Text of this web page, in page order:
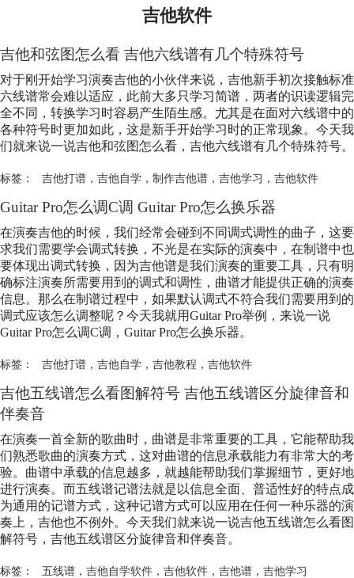
吉他软件
吉他和弦图怎么看 吉他六线谱有几个特殊符号
对于刚开始学习演奏吉他的小伙伴来说，吉他新手初次接触标准
六线谱常会难以适应，此前大多只学习简谱，两者的识读逻辑完
全不同，转换学习时容易产生陌生感。尤其是在面对六线谱中的
各种符号时更加如此，这是新手开始学习时的正常现象。今天我
们就来说一说吉他和弦图怎么看，吉他六线谱有几个特殊符号。
标签： 吉他打谱， 吉他自学， 制作吉他谱， 吉他学习 ， 吉他软件
Guitar Pro怎么调C调 Guitar Pro怎么换乐器
在演奏吉他的时候，我们经常会碰到不同调式调性的曲子，这要
求我们需要学会调式转换，不光是在实际的演奏中，在制谱中也
要体现出调式转换，因为吉他谱是我们演奏的重要工具，只有明
确标注演奏所需要用到的调式和调性，曲谱才能提供正确的演奏
信息。那么在制谱过程中，如果默认调式不符合我们需要用到的
调式应该怎么调整呢？今天我就用Guitar Pro举例，来说一说
Guitar Pro怎么调C调，Guitar Pro怎么换乐器。
标签： 吉他打谱， 吉他自学， 吉他教程 ， 吉他软件
吉他五线谱怎么看图解符号 吉他五线谱区分旋律音和
伴奏音
在演奏一首全新的歌曲时，曲谱是非常重要的工具，它能帮助我
们熟悉歌曲的演奏方式，这对曲谱的信息承载能力有非常大的考
验。曲谱中承载的信息越多，就越能帮助我们掌握细节，更好地
进行演奏。而五线谱记谱法就是以信息全面、普适性好的特点成
为通用的记谱方式，这种记谱方式可以应用在任何一种乐器的演
奏上，吉他也不例外。今天我们就来说一说吉他五线谱怎么看图
解符号，吉他五线谱区分旋律音和伴奏音。
标签： 五线谱， 吉他自学软件， 吉他软件， 吉他谱， 吉他学习